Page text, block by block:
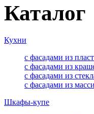
Каталог
Кухни
с фасадами из
с фасадами из
с фасадами из
с фасадами из
Шкафы-купе